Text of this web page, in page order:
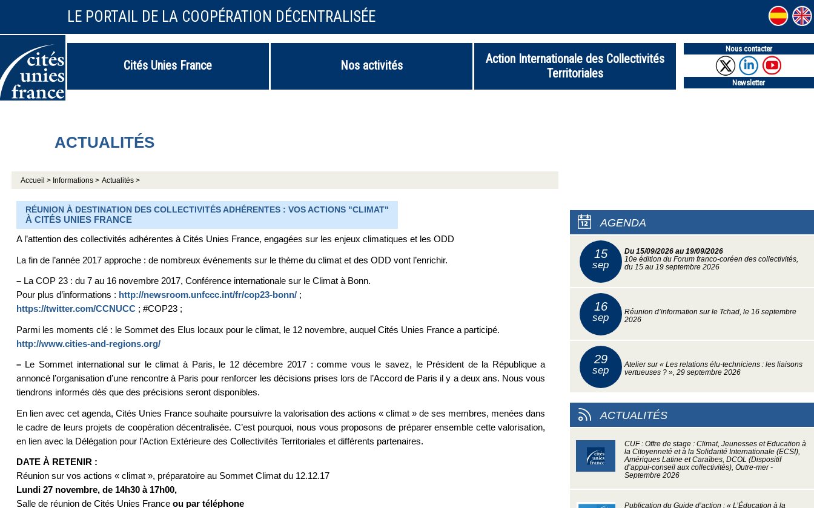
LE PORTAIL DE LA COOPÉRATION DÉCENTRALISÉE
Cités Unies France Nos activités
Action Internationale des Collectivités
Territoriales
Nous contacter
Newsletter
ACTUALITÉS
Accueil > Informations > Actualités >
RÉUNION À DESTINATION DES COLLECTIVITÉS ADHÉRENTES : VOS ACTIONS "CLIMAT"
À CITÉS UNIES FRANCE
A l’attention des collectivités adhérentes à Cités Unies France, engagées sur les enjeux climatiques et les ODD
La fin de l’année 2017 approche : de nombreux événements sur le thème du climat et des ODD vont l’enrichir.
–La COP 23 : du 7 au 16 novembre 2017, Conférence internationale sur le Climat à Bonn.
Pour plus d’informations : http://newsroom.unfccc.int/fr/cop23-bonn/;
https://twitter.com/CCNUCC; #COP23 ;
Parmi les moments clé : le Sommet des Elus locaux pour le climat, le 12 novembre, auquel Cités Unies France a participé.
http://www.cities-and-regions.org/
–Le Sommet international sur le climat à Paris, le 12 décembre 2017 : comme vous le savez, le Président de la République a
annoncé l’organisation d’une rencontre à Paris pour renforcer les décisions prises lors de l’Accord de Paris il y a deux ans. Nous vous
tiendrons informés dès que des précisions seront disponibles.
En lien avec cet agenda, Cités Unies France souhaite poursuivre la valorisation des actions « climat » de ses membres, menées dans
le cadre de leurs projets de coopération décentralisée. C’est pourquoi, nous vous proposons de préparer ensemble cette valorisation,
en lien avec la Délégation pour l’Action Extérieure des Collectivités Territoriales et différents partenaires.
DATE À RETENIR :
Réunion sur vos actions « climat », préparatoire au Sommet Climat du 12.12.17
Lundi 27 novembre, de 14h30 à 17h00,
Salle de réunion de Cités Unies France ou par téléphone
AGENDA
15
sep
Du 15/09/2026 au 19/09/2026
10e édition du Forum franco-coréen des collectivités,
du 15 au 19 septembre 2026
16
sep
Réunion d’information sur le Tchad, le 16 septembre
2026
29
sep
Atelier sur « Les relations élu-techniciens : les liaisons
vertueuses ? », 29 septembre 2026
ACTUALITÉS
CUF : Offre de stage : Climat, Jeunesses et Education à
la Citoyenneté et à la Solidarité Internationale (ECSI),
Amériques Latine et Caraïbes, DCOL (Dispositif
d’appui-conseil aux collectivités), Outre-mer -
Septembre 2026
Publication du Guide d’action : « L’Éducation à la